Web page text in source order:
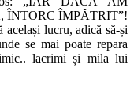
ÎNTORC ÎMPĂTRIT”!
același lucru, adică să-și
se mai poate repara
lacrimi și mila lui